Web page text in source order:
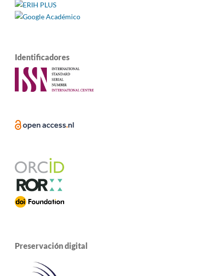
Identificadores
Preservación digital